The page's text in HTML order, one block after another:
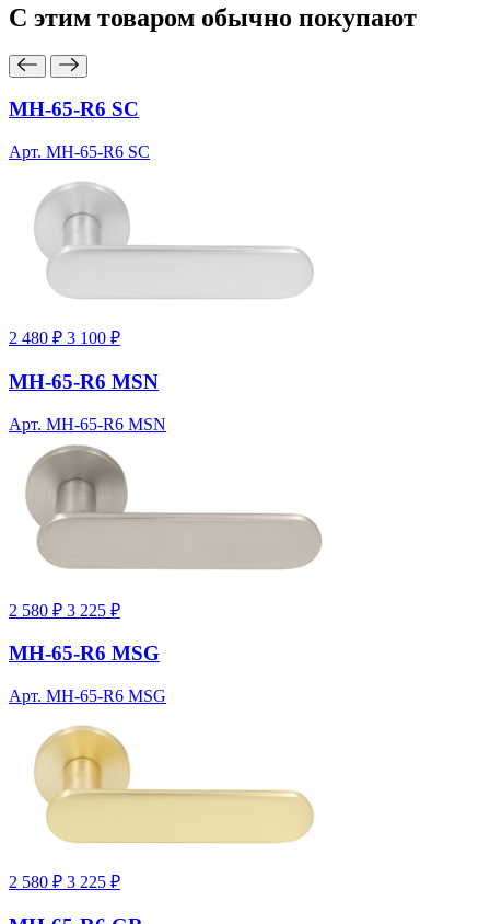
С этим товаром обычно покупают
MH-65-R6 SC
Арт. MH-65-R6 SC
2 480 ₽ 3 100 ₽
MH-65-R6 MSN
Арт. MH-65-R6 MSN
2 580 ₽ 3 225 ₽
MH-65-R6 MSG
Арт. MH-65-R6 MSG
2 580 ₽ 3 225 ₽